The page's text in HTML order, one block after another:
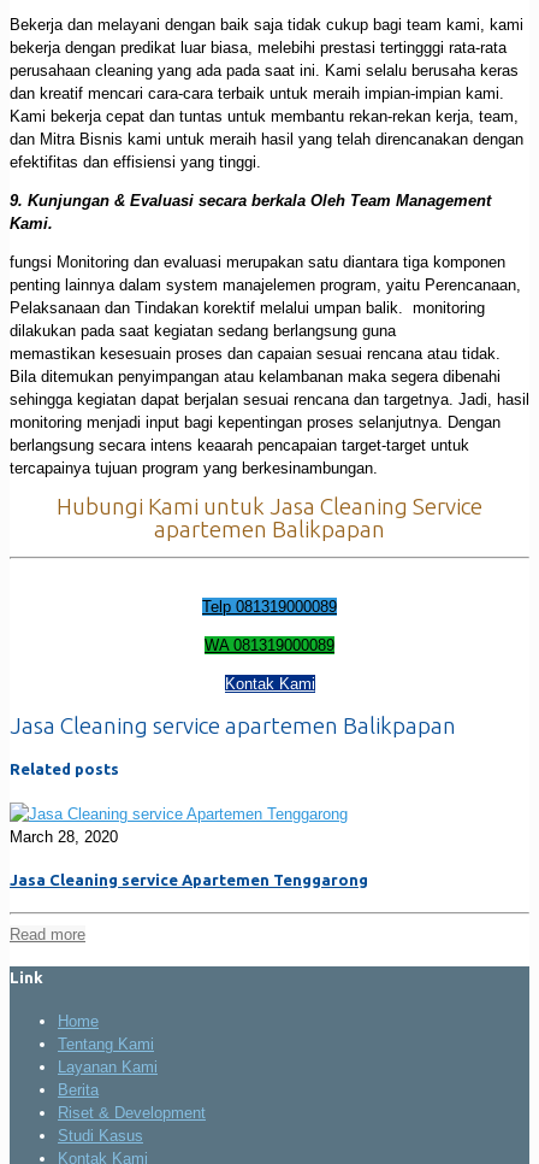
Bekerja dan melayani dengan baik saja tidak cukup bagi team kami, kami
bekerja dengan predikat luar biasa, melebihi prestasi tertingggi rata-rata
perusahaan cleaning yang ada pada saat ini. Kami selalu berusaha keras
dan kreatif mencari cara-cara terbaik untuk meraih impian-impian kami.
Kami bekerja cepat dan tuntas untuk membantu rekan-rekan kerja, team,
dan Mitra Bisnis kami untuk meraih hasil yang telah direncanakan dengan
efektifitas dan effisiensi yang tinggi.
9. Kunjungan & Evaluasi secara berkala Oleh Team Management
Kami.
fungsi Monitoring dan evaluasi merupakan satu diantara tiga komponen
penting lainnya dalam system manajelemen program, yaitu Perencanaan,
Pelaksanaan dan Tindakan korektif melalui umpan balik. monitoring
dilakukan pada saat kegiatan sedang berlangsung guna
memastikan kesesuain proses dan capaian sesuai rencana atau tidak.
Bila ditemukan penyimpangan atau kelambanan maka segera dibenahi
sehingga kegiatan dapat berjalan sesuai rencana dan targetnya. Jadi, hasil
monitoring menjadi input bagi kepentingan proses selanjutnya. Dengan
berlangsung secara intens keaarah pencapaian target-target untuk
tercapainya tujuan program yang berkesinambungan.
Hubungi Kami untuk Jasa Cleaning Service
apartemen Balikpapan
Telp 081319000089
WA 081319000089
Kontak Kami
Jasa Cleaning service apartemen Balikpapan
Related posts
March 28, 2020
Jasa Cleaning service Apartemen Tenggarong
Read more
Link
Home
Tentang Kami
Layanan Kami
Berita
Riset & Development
Studi Kasus
Kontak Kami